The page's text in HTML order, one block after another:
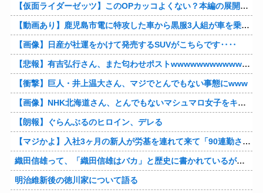
【仮面ライダーゼッツ】このOPカッコよくない？本編の展開ちゃんと反映してて完成度高いし
【動画あり】鹿児島市電に特攻した車から黒服3人組が車を乗り捨てて逃走
【画像】日産が社運をかけて発売するSUVがこちらです‥‥
【悲報】有吉弘行さん、また匂わせポストwwwwwwwwwwwwwwww
【衝撃】巨人・井上温大さん、マジでとんでもない事態にwww
【画像】NHK北海道さん、とんでもないマシュマロ女子をキャスターに起用してしまうwwwwwwww
【朗報】ぐらんぶるのヒロイン、デレる
【マジかよ】入社3ヶ月の新人が労基を連れて来て「90連勤させられました」「労働基準法違反です」→俺「彼は30連休中ですが?」
織田信雄って、「織田信雄はバカ」と歴史に書かれているが今まで家が残っているんでバカではないよな？
明治維新後の徳川家について語る